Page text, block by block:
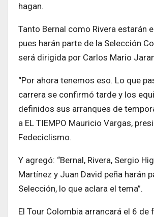
hagan.
Tanto Bernal como Rivera estarán
pues harán parte de la Selección
será dirigida por Carlos Mario
“Por ahora tenemos eso. Lo que
carrera se confirmó tarde y los
definidos sus arranques de
a EL TIEMPO Mauricio Vargas,
Fedeciclismo.
Y agregó: “Bernal, Rivera, Sergio
Martínez y Juan David peña harán
Selección, lo que aclara el tema”.
El Tour Colombia arrancará el 6 de